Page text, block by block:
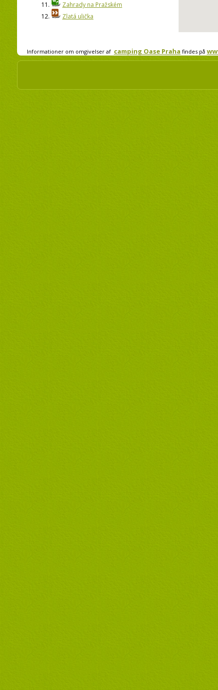
11.
Zahrady na Pražském
12.
Zlatá ulička
Informationer om omgivelser af camping Oase Praha findes på